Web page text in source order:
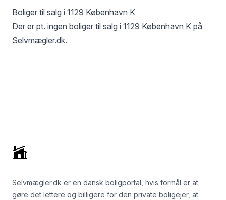
Boliger til salg i 1129 København K
Der er pt. ingen boliger til salg i 1129 København K på
Selvmægler.dk.
Selvmægler.dk er en dansk boligportal, hvis formål er at
gøre det lettere og billigere for den private boligejer, at